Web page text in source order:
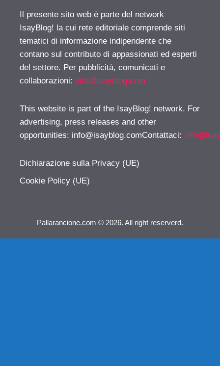
Il presente sito web è parte del network
IsayBlog! la cui rete editoriale comprende siti
tematici di informazione indipendente che
contano sul contributo di appassionati ed esperti
del settore. Per pubblicità, comunicati e
collaborazioni: info@isayblog.com
This website is part of the IsayBlog! network. For
advertising, press releases and other
opportunities: info@isayblog.comContattaci:
Dichiarazione sulla Privacy (UE)
Cookie Policy (UE)
Pallarancione.com © 2026. All right reserverd.